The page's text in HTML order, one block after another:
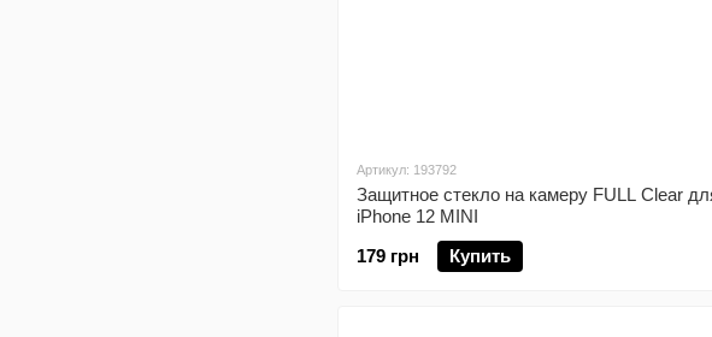
Артикул: 193792
Защитное стекло на камеру FULL Clear
iPhone 12 MINI
179 грн
Купить